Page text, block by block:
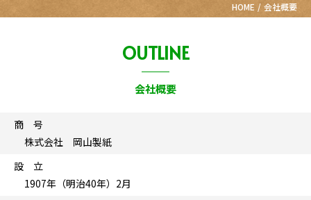
HOME 会社概要
OUTLINE
会社概要
商 号
株式会社 岡山製紙
設 立
1907年（明治40年）2月